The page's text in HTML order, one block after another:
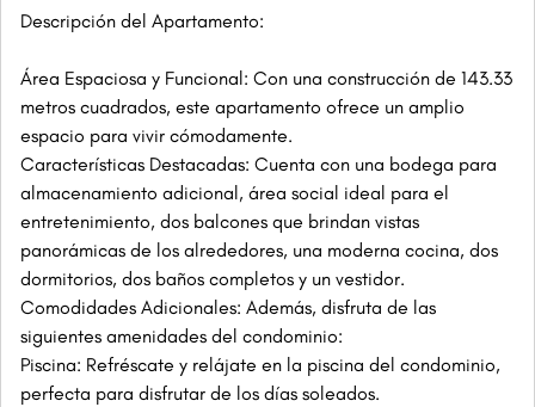
Descripción del Apartamento:
Área Espaciosa y Funcional: Con una construcción de 143.33
metros cuadrados, este apartamento ofrece un amplio
espacio para vivir cómodamente.
Características Destacadas: Cuenta con una bodega para
almacenamiento adicional, área social ideal para el
entretenimiento, dos balcones que brindan vistas
panorámicas de los alrededores, una moderna cocina, dos
dormitorios, dos baños completos y un vestidor.
Comodidades Adicionales: Además, disfruta de las
siguientes amenidades del condominio:
Piscina: Refréscate y relájate en la piscina del condominio,
perfecta para disfrutar de los días soleados.